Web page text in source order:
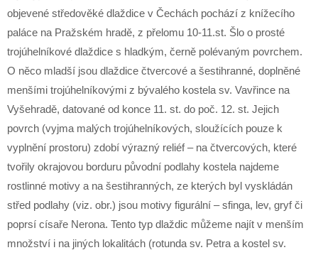
objevené středověké dlaždice v Čechách pochází z knížecího
paláce na Pražském hradě, z přelomu 10-11.st. Šlo o prosté
trojúhelníkové dlaždice s hladkým, černě polévaným povrchem.
O něco mladší jsou dlaždice čtvercové a šestihranné, doplněné
menšími trojúhelníkovými z bývalého kostela sv. Vavřince na
Vyšehradě, datované od konce 11. st. do poč. 12. st. Jejich
povrch (vyjma malých trojúhelníkových, sloužících pouze k
vyplnění prostoru) zdobí výrazný reliéf – na čtvercových, které
tvořily okrajovou borduru původní podlahy kostela najdeme
rostlinné motivy a na šestihranných, ze kterých byl vyskládán
střed podlahy (viz. obr.) jsou motivy figurální – sfinga, lev, gryf či
poprsí císaře Nerona. Tento typ dlaždic můžeme najít v menším
množství i na jiných lokalitách (rotunda sv. Petra a kostel sv.